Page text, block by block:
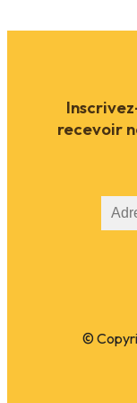
recevoir
©